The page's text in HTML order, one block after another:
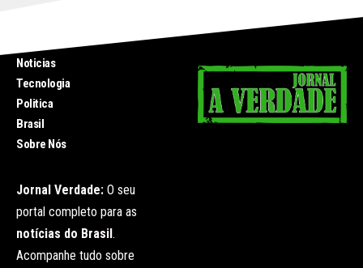
Noticias
Tecnologia
Politica
Brasil
Sobre Nós
Jornal Verdade: O seu
portal completo para as
notícias do Brasil .
Acompanhe tudo sobre